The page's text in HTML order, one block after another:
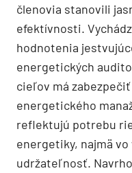
členovia stanovili
efektívnosti.
hodnotenia
energetických
cieľov má
energetického
reflektujú potrebu
energetiky, najmä
udržateľnosť.